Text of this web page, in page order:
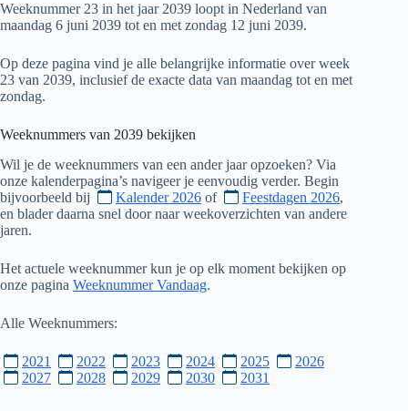
Weeknummer 23 in het jaar 2039 loopt in Nederland van
maandag 6 juni 2039 tot en met zondag 12 juni 2039.
Op deze pagina vind je alle belangrijke informatie over week
23 van 2039, inclusief de exacte data van maandag tot en met
zondag.
Weeknummers van 2039 bekijken
Wil je de weeknummers van een ander jaar opzoeken? Via
onze kalenderpagina’s navigeer je eenvoudig verder. Begin
bijvoorbeeld bij
Kalender 2026 of Feestdagen 2026,
en blader daarna snel door naar weekoverzichten van andere
jaren.
Het actuele weeknummer kun je op elk moment bekijken op
onze pagina Weeknummer Vandaag.
Alle Weeknummers:
2021 2022 2023 2024 2025
2026
2027
2028 2029 2030 2031